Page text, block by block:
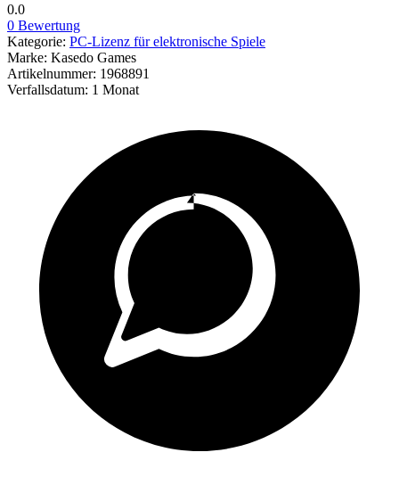
0.0
0 Bewertung
Kategorie: PC-Lizenz für elektronische Spiele
Marke: Kasedo Games
Artikelnummer: 1968891
Verfallsdatum: 1 Monat